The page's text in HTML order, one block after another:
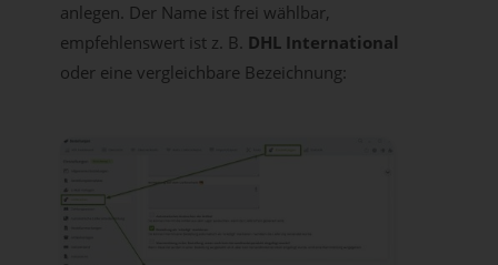
anlegen. Der Name ist frei wählbar,
empfehlenswert ist z. B. DHL International
oder eine vergleichbare Bezeichnung: